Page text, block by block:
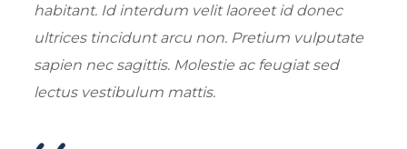
habitant. Id interdum velit laoreet id donec
ultrices tincidunt arcu non. Pretium vulputate
sapien nec sagittis. Molestie ac feugiat sed
lectus vestibulum mattis.